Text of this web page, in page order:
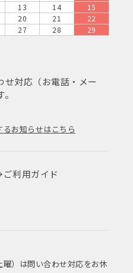
13 14
15
20 21
22
27 28
29
せ対応（お電話・メー
お知らせはこちら
ご利用ガイド
）は問い合わせ対応をお休